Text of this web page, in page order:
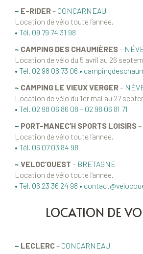
~ E-RIDER– CONCARNEAU
Location de vélo toute l’année.
• Tél. 09 79 74 31 98
~ CAMPING DES CHAUMIÈRES–
Location de vélo du 5 avril au 26
• Tél. 02 98 06 73 06 •
~ CAMPING LE VIEUX VERGER–
Location de vélo du 1er mai au 27
• Tél. 02 98 06 86 08 – 02 98 06 81 71
~ PORT-MANEC’H SPORTS LOISIRS–
Location de vélo toute l’année.
• Tél. 06 07 03 84 98
~ VELOC’OUEST – BRETAGNE
Location de vélo toute l’année.
• Tél. 06 23 36 24 98 •
LOCATION DE
~ LECLERC– CONCARNEAU